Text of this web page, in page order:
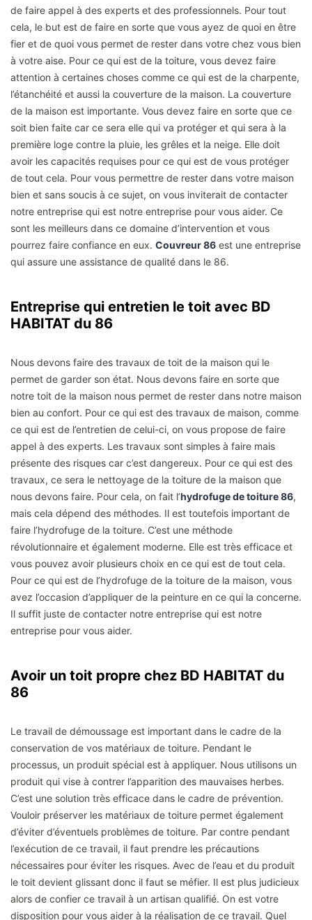
de faire appel à des experts et des professionnels. Pour tout
cela, le but est de faire en sorte que vous ayez de quoi en être
fier et de quoi vous permet de rester dans votre chez vous bien
à votre aise. Pour ce qui est de la toiture, vous devez faire
attention à certaines choses comme ce qui est de la charpente,
l’étanchéité et aussi la couverture de la maison. La couverture
de la maison est importante. Vous devez faire en sorte que ce
soit bien faite car ce sera elle qui va protéger et qui sera à la
première loge contre la pluie, les grêles et la neige. Elle doit
avoir les capacités requises pour ce qui est de vous protéger
de tout cela. Pour vous permettre de rester dans votre maison
bien et sans soucis à ce sujet, on vous inviterait de contacter
notre entreprise qui est notre entreprise pour vous aider. Ce
sont les meilleurs dans ce domaine d’intervention et vous
pourrez faire confiance en eux. Couvreur 86 est une entreprise
qui assure une assistance de qualité dans le 86.
Entreprise qui entretien le toit avec BD
HABITAT du 86
Nous devons faire des travaux de toit de la maison qui le
permet de garder son état. Nous devons faire en sorte que
notre toit de la maison nous permet de rester dans notre maison
bien au confort. Pour ce qui est des travaux de maison, comme
ce qui est de l’entretien de celui-ci, on vous propose de faire
appel à des experts. Les travaux sont simples à faire mais
présente des risques car c’est dangereux. Pour ce qui est des
travaux, ce sera le nettoyage de la toiture de la maison que
nous devons faire. Pour cela, on fait l’hydrofuge de toiture 86,
mais cela dépend des méthodes. Il est toutefois important de
faire l’hydrofuge de la toiture. C’est une méthode
révolutionnaire et également moderne. Elle est très efficace et
vous pouvez avoir plusieurs choix en ce qui est de tout cela.
Pour ce qui est de l’hydrofuge de la toiture de la maison, vous
avez l’occasion d’appliquer de la peinture en ce qui la concerne.
Il suffit juste de contacter notre entreprise qui est notre
entreprise pour vous aider.
Avoir un toit propre chez BD HABITAT du
86
Le travail de démoussage est important dans le cadre de la
conservation de vos matériaux de toiture. Pendant le
processus, un produit spécial est à appliquer. Nous utilisons un
produit qui vise à contrer l’apparition des mauvaises herbes.
C’est une solution très efficace dans le cadre de prévention.
Vouloir préserver les matériaux de toiture permet également
d’éviter d’éventuels problèmes de toiture. Par contre pendant
l’exécution de ce travail, il faut prendre les précautions
nécessaires pour éviter les risques. Avec de l’eau et du produit
le toit devient glissant donc il faut se méfier. Il est plus judicieux
alors de confier ce travail à un artisan qualifié. On est votre
disposition pour vous aider à la réalisation de ce travail. Quel